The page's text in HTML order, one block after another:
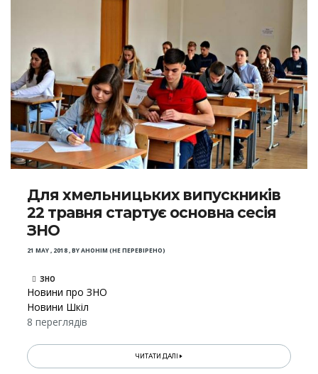
Для хмельницьких випускників
22 травня стартує основна сесія
ЗНО
21 MAY , 2018,BYАНОНІМ (НЕ ПЕРЕВІРЕНО)
ЗНО
Новини про ЗНО
Новини Шкіл
8 переглядів
ЧИТАТИ ДАЛІ